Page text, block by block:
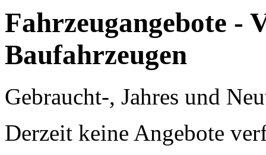
Fahrzeugangebote -
Baufahrzeugen
Gebraucht-, Jahres und
Derzeit keine Angebote